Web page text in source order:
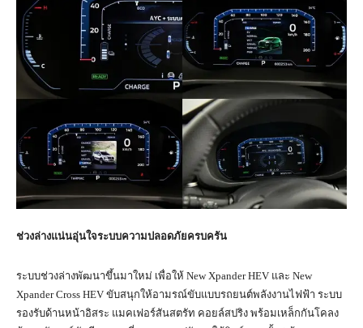
ช่วงล่างแน่นอุ่นใจระบบความปลอดภัยครบครัน
ระบบช่วงล่างพัฒนาขึ้นมาใหม่ เพื่อให้ New Xpander HEV และ New
Xpander Cross HEV ขับสนุกให้อามรณ์ขับแบบรถยนต์พลังงานไฟฟ้า ระบบ
รองรับด้านหน้าอิสระ แมคเฟอร์สันสตรัท คอยล์สปริง พร้อมเหล็กกันโคลง